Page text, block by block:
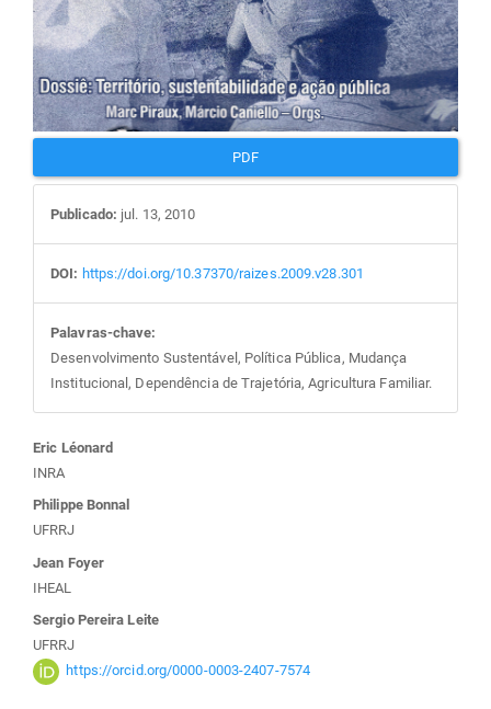
PDF
Publicado: jul. 13, 2010
DOI: https://doi.org/10.37370/raizes.2009.v28.301
Palavras-chave:
Desenvolvimento Sustentável, Política Pública, Mudança
Institucional, Dependência de Trajetória, Agricultura Familiar.
Conteúdo
do
artigo
principal
Eric Léonard
INRA
Philippe Bonnal
UFRRJ
Jean Foyer
IHEAL
Sergio Pereira Leite
UFRRJ
https://orcid.org/0000-0003-2407-7574